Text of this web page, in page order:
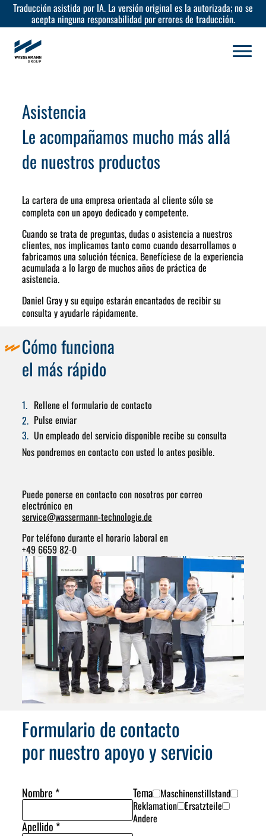
Traducción asistida por IA. La versión original es la autorizada; no se
acepta ninguna responsabilidad por errores de traducción.
Asistencia
Le acompañamos mucho más allá
de nuestros productos
La cartera de una empresa orientada al cliente sólo se
completa con un apoyo dedicado y competente.
Cuando se trata de preguntas, dudas o asistencia a nuestros
clientes, nos implicamos tanto como cuando desarrollamos o
fabricamos una solución técnica. Benefíciese de la experiencia
acumulada a lo largo de muchos años de práctica de
asistencia.
Daniel Gray y su equipo estarán encantados de recibir su
consulta y ayudarle rápidamente.
Cómo funciona
el más rápido
Rellene el formulario de contacto
Pulse enviar
Un empleado del servicio disponible recibe su consulta
Nos pondremos en contacto con usted lo antes posible.
Puede ponerse en contacto con nosotros por correo
electrónico en
service@wassermann-technologie.de
Por teléfono durante el horario laboral en
+49 6659 82-0
Formulario de contacto
por nuestro apoyo y servicio
Nombre *
Apellido *
Tema Maschinenstillstand
Reklamation Ersatzteile
Andere